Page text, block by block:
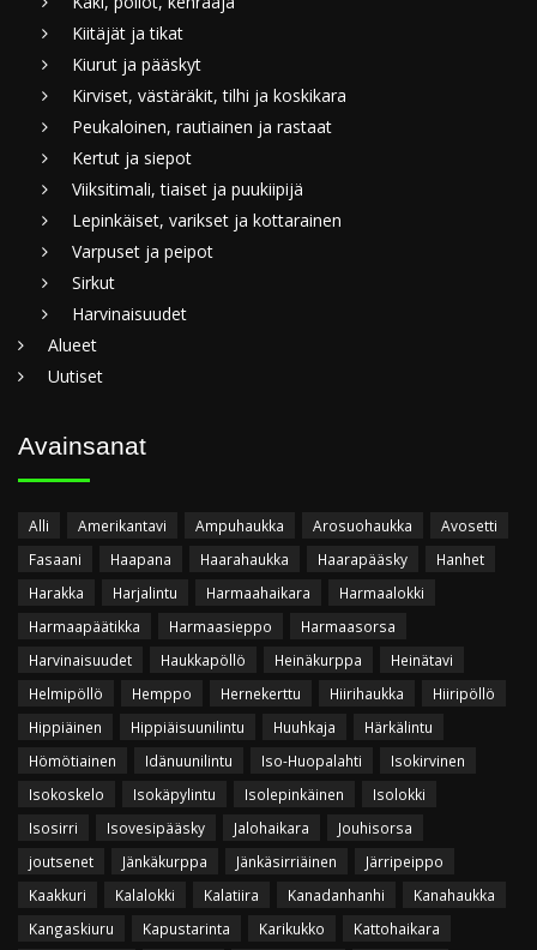
Kiitäjät ja tikat
Kiurut ja pääskyt
Kirviset, västäräkit, tilhi ja koskikara
Peukaloinen, rautiainen ja rastaat
Kertut ja siepot
Viiksitimali, tiaiset ja puukiipijä
Lepinkäiset, varikset ja kottarainen
Varpuset ja peipot
Sirkut
Harvinaisuudet
Alueet
Uutiset
Avainsanat
Alli Amerikantavi Ampuhaukka Arosuohaukka
Avosetti
Fasaani
Haapana Haarahaukka Haarapääsky
Hanhet
Harakka
Harjalintu Harmaahaikara
Harmaalokki
Harmaapäätikka
Harmaasieppo
Harmaasorsa
Harvinaisuudet
Haukkapöllö Heinäkurppa
Heinätavi
Helmipöllö
Hemppo Hernekerttu Hiirihaukka
Hiiripöllö
Hippiäinen
Hippiäisuunilintu Huuhkaja
Härkälintu
Hömötiainen
Idänuunilintu Iso-Huopalahti
Isokirvinen
Isokoskelo
Isokäpylintu Isolepinkäinen
Isolokki
Isosirri
Isovesipääsky Jalohaikara
Jouhisorsa
joutsenet
Jänkäkurppa Jänkäsirriäinen
Järripeippo
Kaakkuri
Kalalokki Kalatiira Kanadanhanhi
Kanahaukka
Kangaskiuru
Kapustarinta Karikukko
Kattohaikara